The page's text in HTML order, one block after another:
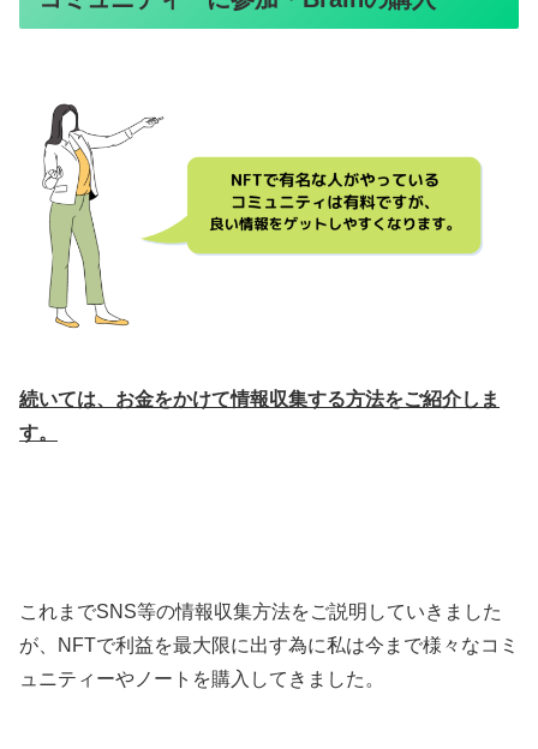
続いては、お金をかけて情報収集する方法をご紹介しま
す。
これまでSNS等の情報収集方法をご説明していきました
が、NFTで利益を最大限に出す為に私は今まで様々なコミ
ュニティーやノートを購入してきました。